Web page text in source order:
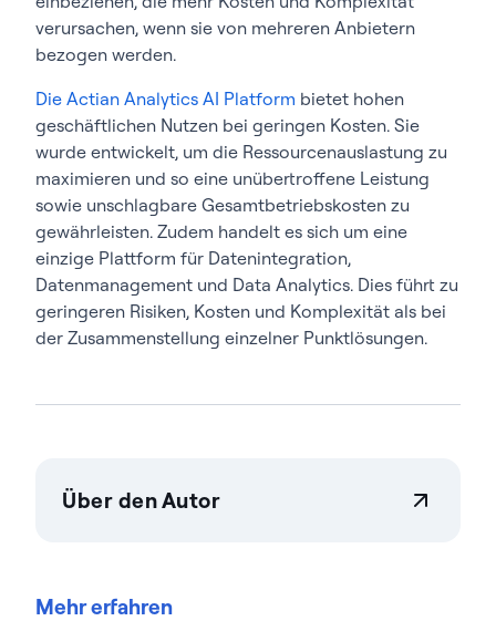
verursachen, wenn sie von mehreren Anbietern
bezogen werden.
Die Actian Analytics AI Platform bietet hohen
geschäftlichen Nutzen bei geringen Kosten. Sie
wurde entwickelt, um die Ressourcenauslastung zu
maximieren und so eine unübertroffene Leistung
sowie unschlagbare Gesamtbetriebskosten zu
gewährleisten. Zudem handelt es sich um eine
einzige Plattform für Datenintegration,
Datenmanagement und Data Analytics. Dies führt zu
geringeren Risiken, Kosten und Komplexität als bei
der Zusammenstellung einzelner Punktlösungen.
Über den Autor
Integrations-, Verwaltungs- und Fähigkeiten der
Mehr erfahren